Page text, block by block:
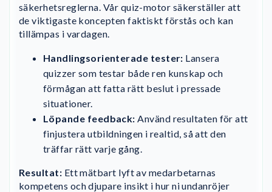
säkerhetsreglerna. Vår quiz-motor säkerställer att
de viktigaste koncepten faktiskt förstås och kan
tillämpas i vardagen.
Handlingsorienterade tester: Lansera
quizzer som testar både ren kunskap och
förmågan att fatta rätt beslut i pressade
situationer.
Löpande feedback: Använd resultaten för att
finjustera utbildningen i realtid, så att den
träffar rätt varje gång.
Resultat: Ett mätbart lyft av medarbetarnas
kompetens och djupare insikt i hur ni undanröjer